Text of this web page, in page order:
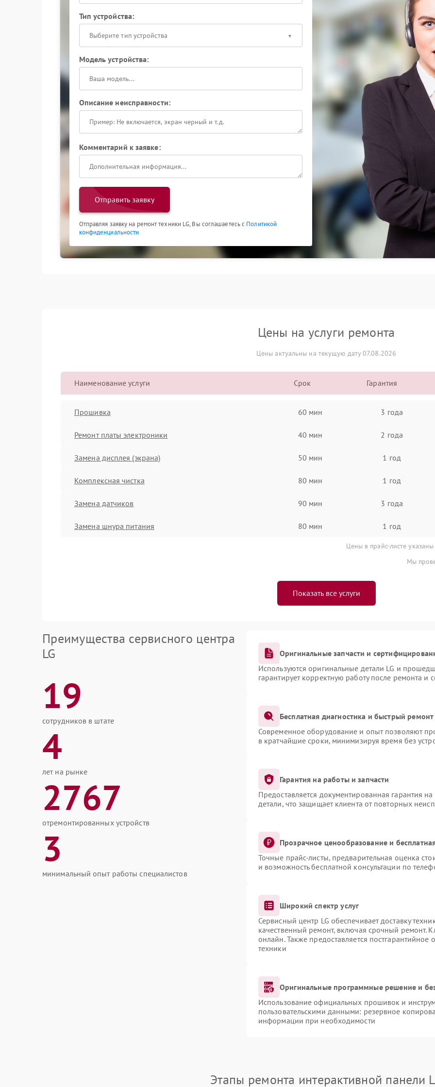
Тип устройства:
Выберите тип устройства
Модель устройства:
Описание неисправности:
Комментарий к заявке:
Отправить заявку
Отправляя заявку на ремонт техники LG, Вы соглашаетесь с Политикой
конфиденциальности
Цены на услуги ремонта
Цены актуальны на текущую дату 07.08.2026
Наименование услуги Срок Гарантия
Прошивка 60 мин 3 года
Ремонт платы электроники 40 мин 2 года
Замена дисплея (экрана) 50 мин 1 год
Комплексная чистка 80 мин 1 год
Замена датчиков 90 мин 3 года
Замена шнура питания 80 мин 1 год
Цены в прайс-листе
Мы
Показать все услуги
Преимущества сервисного центра
LG
19
сотрудников в штате
4
лет на рынке
2767
отремонтированных устройств
3
минимальный опыт работы специалистов
Оригинальные запчасти и
Используются оригинальные детали LG и
гарантирует корректную работу после ремонта и
Бесплатная диагностика и быстрый ремонт
Современное оборудование и опыт позволяют
в кратчайшие сроки, минимизируя время без
Гарантия на работы и запчасти
Предоставляется документированная гарантия
детали, что защищает клиента от повторных
Прозрачное ценообразование и
Точные прайс-листы, предварительная оценка
и возможность бесплатной консультации по
Широкий спектр услуг
Сервисный центр LG обеспечивает доставку
качественный ремонт, включая срочный ремонт.
онлайн. Также предоставляется
техники
Оригинальные программные решение и
Использование официальных прошивок и
пользовательскими данными: резервное
информации при необходимости
Этапы ремонта интерактивной панели